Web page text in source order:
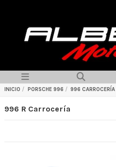
INICIO PORSCHE 996 996 CARROCERÍA
996 R Carrocería